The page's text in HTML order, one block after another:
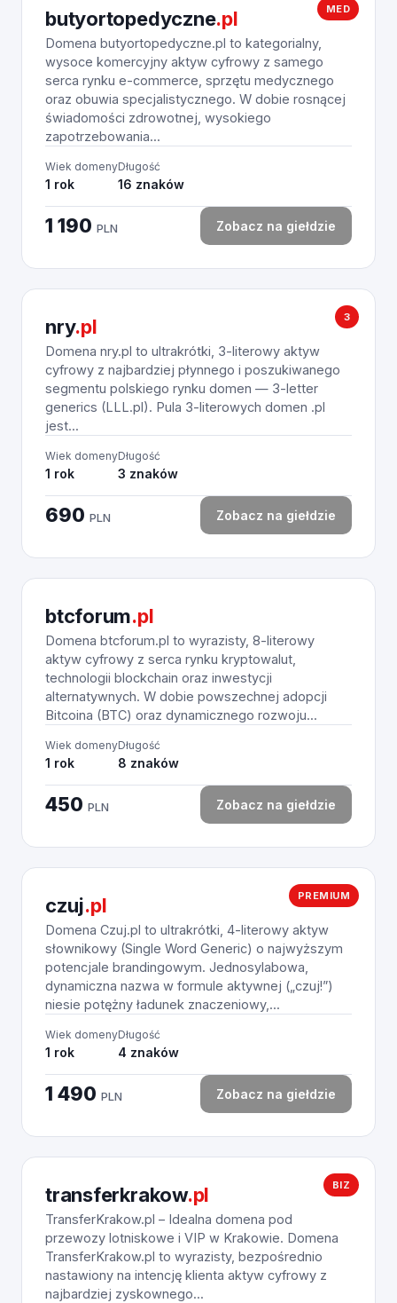
MED
butyortopedyczne.pl
Domena butyortopedyczne.pl to kategorialny,
wysoce komercyjny aktyw cyfrowy z samego
serca rynku e-commerce, sprzętu medycznego
oraz obuwia specjalistycznego. W dobie rosnącej
świadomości zdrowotnej, wysokiego
zapotrzebowania...
Wiek domeny
1 rok
Długość
16 znaków
1 190 PLN Zobacz na giełdzie
3
nry.pl
Domena nry.pl to ultrakrótki, 3-literowy aktyw
cyfrowy z najbardziej płynnego i poszukiwanego
segmentu polskiego rynku domen — 3-letter
generics (LLL.pl). Pula 3-literowych domen .pl
jest...
Wiek domeny
1 rok
Długość
3 znaków
690 PLN Zobacz na giełdzie
btcforum.pl
Domena btcforum.pl to wyrazisty, 8-literowy
aktyw cyfrowy z serca rynku kryptowalut,
technologii blockchain oraz inwestycji
alternatywnych. W dobie powszechnej adopcji
Bitcoina (BTC) oraz dynamicznego rozwoju...
Wiek domeny
1 rok
Długość
8 znaków
450 PLN Zobacz na giełdzie
PREMIUM
czuj.pl
Domena Czuj.pl to ultrakrótki, 4-literowy aktyw
słownikowy (Single Word Generic) o najwyższym
potencjale brandingowym. Jednosylabowa,
dynamiczna nazwa w formule aktywnej („czuj!”)
niesie potężny ładunek znaczeniowy,...
Wiek domeny
1 rok
Długość
4 znaków
1 490 PLN Zobacz na giełdzie
BIZ
transferkrakow.pl
TransferKrakow.pl – Idealna domena pod
przewozy lotniskowe i VIP w Krakowie. Domena
TransferKrakow.pl to wyrazisty, bezpośrednio
nastawiony na intencję klienta aktyw cyfrowy z
najbardziej zyskownego...